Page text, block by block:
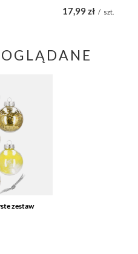
17,99 zł / szt.
zestaw